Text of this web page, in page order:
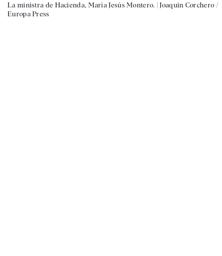
La ministra de Hacienda, María Jesús Montero. |Joaquin Corchero /
Europa Press